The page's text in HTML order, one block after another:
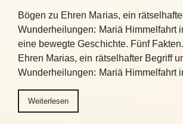
Bögen zu Ehren Marias, ein
Wunderheilungen: Mariä Himmelfahrt
eine bewegte Geschichte. Fünf
Ehren Marias, ein rätselhafter Begriff
Wunderheilungen: Mariä Himmelfahrt
Weiterlesen